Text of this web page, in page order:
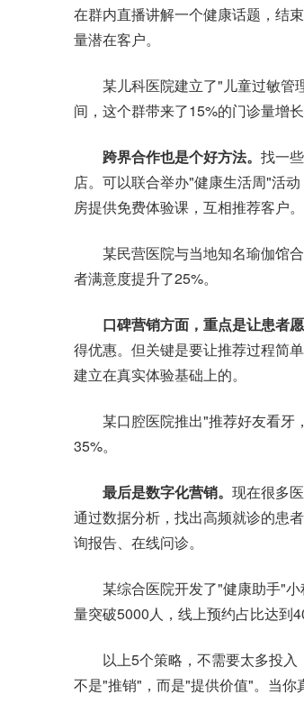
在群内直播讲解一个健康话题，结
量潜在客户。
某儿科医院建立了"儿童过敏管
间，这个群带来了15%的门诊量增
跨界合作也是个好方法。 找一
店。可以联合举办"健康生活周"活
房提供免费体验课，互相推荐客户。
某民营医院与当地知名瑜伽馆合
者满意度提升了25%。
口碑营销方面，重点是让患者愿
得优惠。但关键是要让推荐过程简
建立在真实体验基础上的。
某口腔医院推出"推荐好友看牙
35%。
最后是数字化营销。 现在很多
通过数据分析，找出高频就诊的患
询报告、在线问诊。
某综合医院开发了"健康助手"小
量突破5000人，线上预约占比达到
以上5个策略，不需要太多投入
不是"推销"，而是"提供价值"。当你